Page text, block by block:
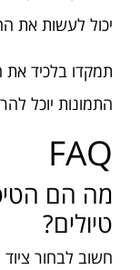
יכול לעשות את
תמקדו בלכיד את
התמונות יוכל
FAQ
מה הם
טיולים?
חשוב לבחור